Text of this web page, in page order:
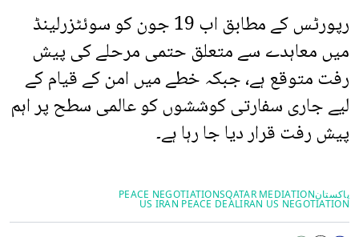
رپورٹس کے مطابق اب 19 جون کو سوئٹزرلینڈ
میں معاہدے سے متعلق حتمی مرحلے کی پیش
رفت متوقع ہے، جبکہ خطے میں امن کے قیام کے
لیے جاری سفارتی کوششوں کو عالمی سطح پر اہم
پیش رفت قرار دیا جا رہا ہے۔
پاکستانQATAR MEDIATION
PEACE NEGOTIATIONS
IRAN US NEGOTIATION
US IRAN PEACE DEAL